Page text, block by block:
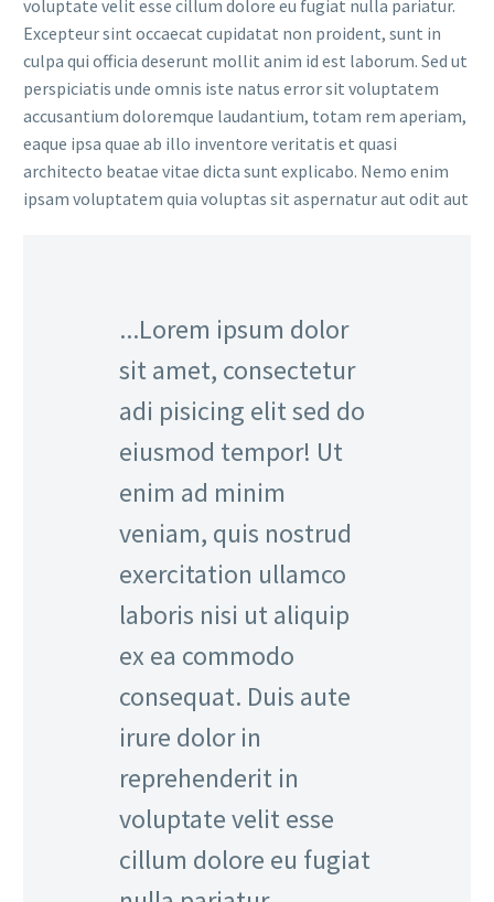
voluptate velit esse cillum dolore eu fugiat nulla pariatur.
Excepteur sint occaecat cupidatat non proident, sunt in
culpa qui officia deserunt mollit anim id est laborum. Sed ut
perspiciatis unde omnis iste natus error sit voluptatem
accusantium doloremque laudantium, totam rem aperiam,
eaque ipsa quae ab illo inventore veritatis et quasi
architecto beatae vitae dicta sunt explicabo. Nemo enim
ipsam voluptatem quia voluptas sit aspernatur aut odit aut
...Lorem ipsum dolor
sit amet, consectetur
adi pisicing elit sed do
eiusmod tempor! Ut
enim ad minim
veniam, quis nostrud
exercitation ullamco
laboris nisi ut aliquip
ex ea commodo
consequat. Duis aute
irure dolor in
reprehenderit in
voluptate velit esse
cillum dolore eu fugiat